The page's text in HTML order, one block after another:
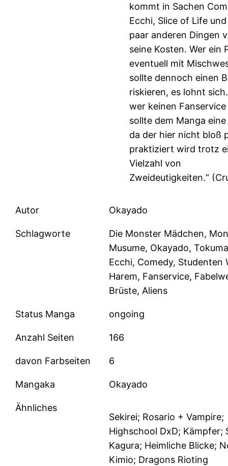
kommt in Sachen
Ecchi, Slice of Life
paar anderen Dingen
seine Kosten. Wer ein
eventuell mit
sollte dennoch einen
riskieren, es lohnt
wer keinen
sollte dem Manga
da der hier nicht bloß
praktiziert wird trotz
Vielzahl von
Zweideutigkeiten.“
Autor Okayado
Schlagworte
Die Monster Mädchen,
Musume, Okayado,
Ecchi, Comedy, Studenten
Harem, Fanservice,
Brüste, Aliens
Status Manga ongoing
Anzahl Seiten 166
davon Farbseiten 6
Mangaka Okayado
Ähnliches
Sekirei; Rosario + Vampire;
Highschool DxD; Kämpfer;
Kagura; Heimliche Blicke;
Kimio; Dragons Rioting